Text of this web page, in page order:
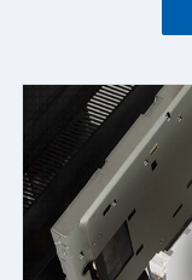
合わせ、究極の光学
物を統合しています
・薄膜コーティング
・導電性コーティン
・吸収ガラス
・カスタム仕様光構成
・タッチスクリーン
・ポリマー
・フィルタリングコ
・光学部品